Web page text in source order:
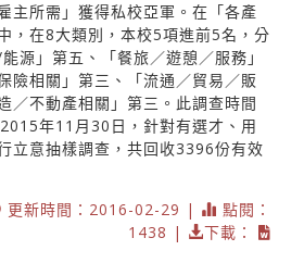
主所需」獲得私校亞軍。在「各產
，在8大類別，本校5項進前5名，分
源」第五、「餐旅／遊憩／服務」
險相關」第三、「流通／貿易／販
／不動產相關」第三。此調查時間
年11月30日，針對有選才、用
立意抽樣調查，共回收3396份有效
更新時間：2016-02-29 |
點閱：
1438 |
下載：